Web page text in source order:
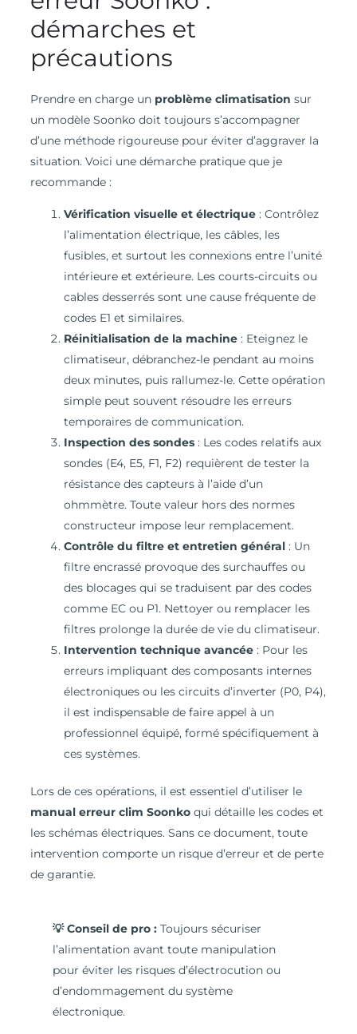
démarches et
précautions
Prendre en charge un problème climatisation sur
un modèle Soonko doit toujours s’accompagner
d’une méthode rigoureuse pour éviter d’aggraver la
situation. Voici une démarche pratique que je
recommande :
Vérification visuelle et électrique: Contrôlez
l’alimentation électrique, les câbles, les
fusibles, et surtout les connexions entre l’unité
intérieure et extérieure. Les courts-circuits ou
cables desserrés sont une cause fréquente de
codes E1 et similaires.
Réinitialisation de la machine: Eteignez le
climatiseur, débranchez-le pendant au moins
deux minutes, puis rallumez-le. Cette opération
simple peut souvent résoudre les erreurs
temporaires de communication.
Inspection des sondes: Les codes relatifs aux
sondes (E4, E5, F1, F2) requièrent de tester la
résistance des capteurs à l’aide d’un
ohmmètre. Toute valeur hors des normes
constructeur impose leur remplacement.
Contrôle du filtre et entretien général: Un
filtre encrassé provoque des surchauffes ou
des blocages qui se traduisent par des codes
comme EC ou P1. Nettoyer ou remplacer les
filtres prolonge la durée de vie du climatiseur.
Intervention technique avancée: Pour les
erreurs impliquant des composants internes
électroniques ou les circuits d’inverter (P0, P4),
il est indispensable de faire appel à un
professionnel équipé, formé spécifiquement à
ces systèmes.
Lors de ces opérations, il est essentiel d’utiliser le
manual erreur clim Soonkoqui détaille les codes et
les schémas électriques. Sans ce document, toute
intervention comporte un risque d’erreur et de perte
de garantie.
💡 Conseil de pro : Toujours sécuriser
l’alimentation avant toute manipulation
pour éviter les risques d’électrocution ou
d’endommagement du système
électronique.